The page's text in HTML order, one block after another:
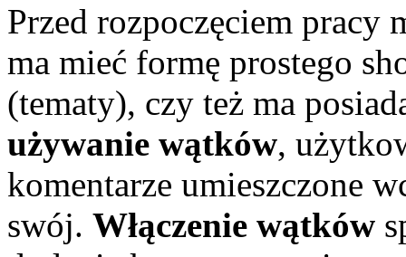
Przed rozpoczęciem pracy
ma mieć formę prostego
(tematy), czy też ma
używanie wątków,
komentarze umieszczone
swój. Włączenie wątków